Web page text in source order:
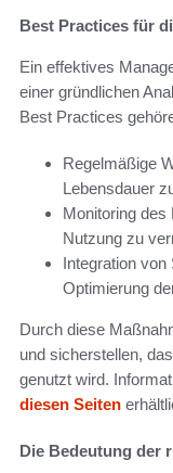
Best Practices für
Ein effektives
einer gründlichen
Best Practices
Regelmäßige
Lebensdauer
Monitoring des
Nutzung zu
Integration von
Optimierung
Durch diese
und sicherstellen,
genutzt wird.
diesen Seiten
Die Bedeutung der